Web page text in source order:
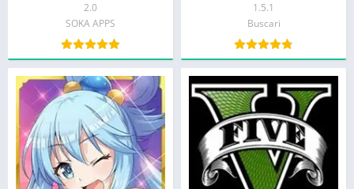
2.0
SOKA APPS
1.5.1
Buscari